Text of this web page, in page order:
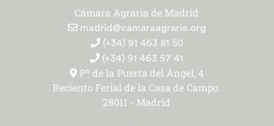
Cámara Agraria de Madrid
madrid@camaraagraria.org
(+34) 91 463 81 50
(+34) 91 463 57 41
Pº de la Puerta del Ángel, 4
Reciento Ferial de la Casa de Campo.
28011 - Madrid